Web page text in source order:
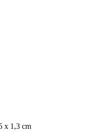
x 1,3 cm